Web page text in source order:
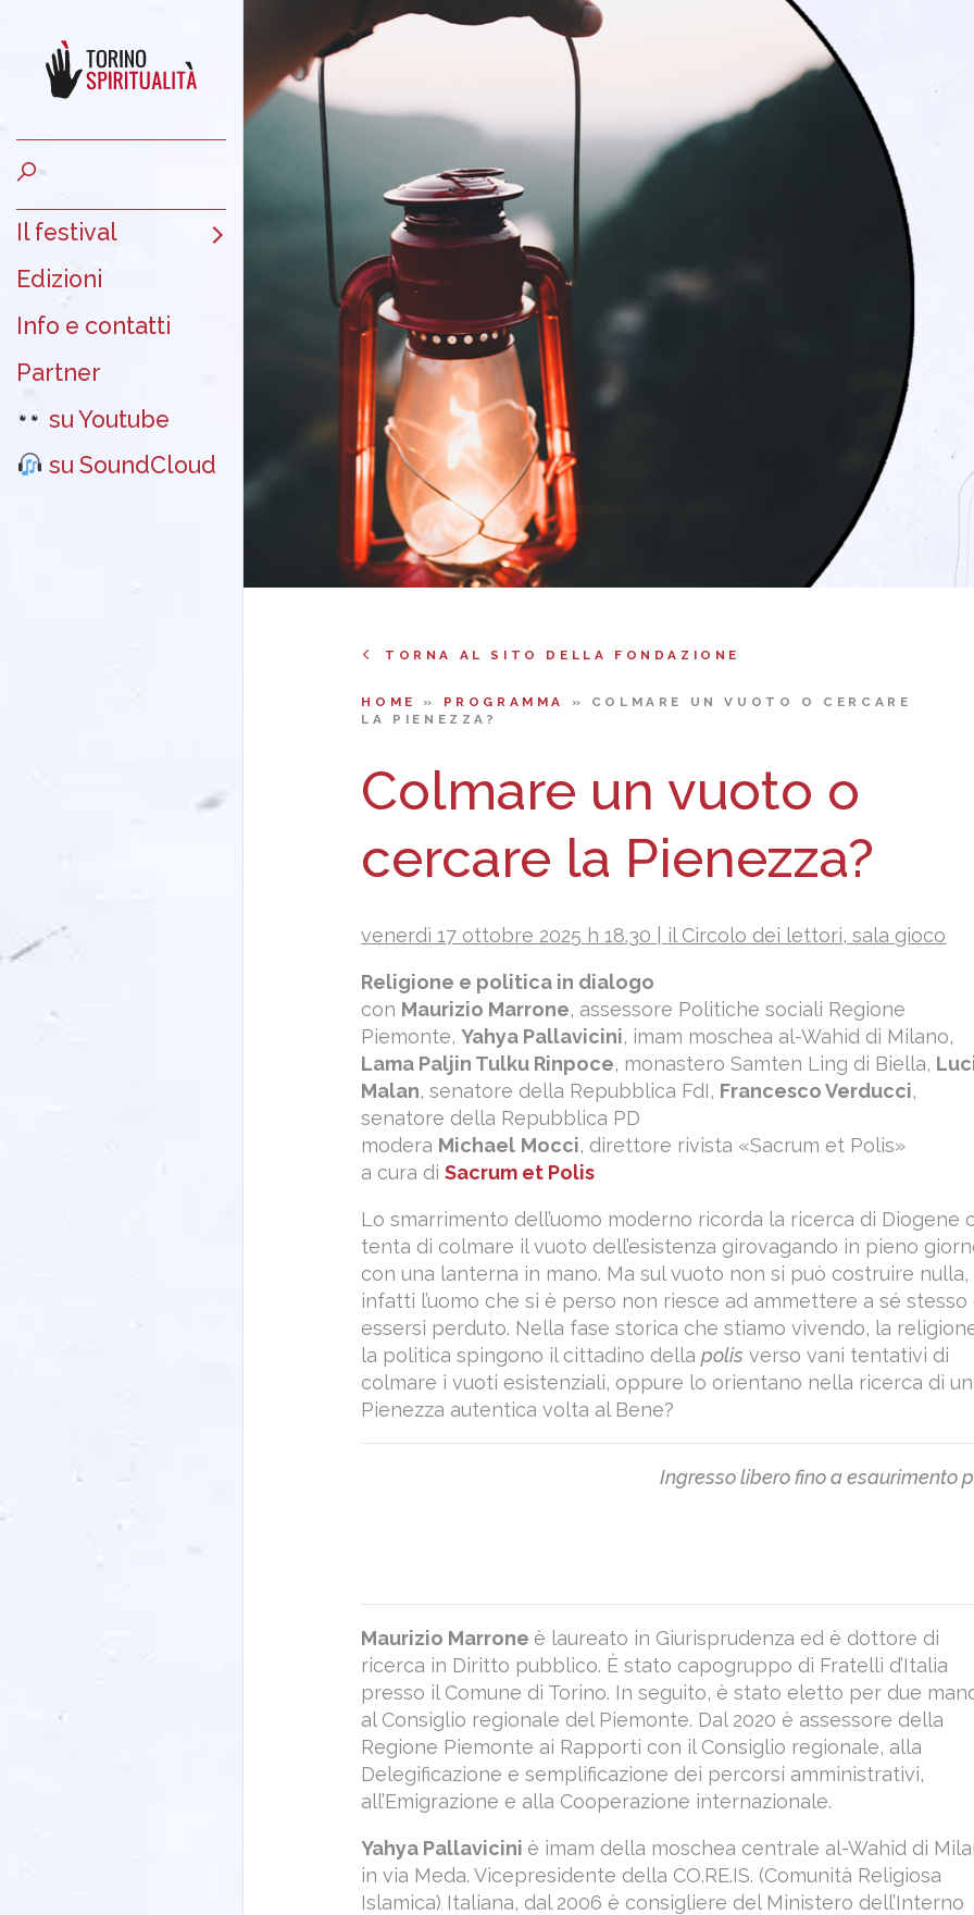
Il festival
Edizioni
Info e contatti
Partner
su Youtube
su SoundCloud
TORNA AL SITO DELLA FONDAZIONE
HOME » PROGRAMMA » COLMARE UN VUOTO O CERCARE
LA PIENEZZA?
Colmare un vuoto o
cercare la Pienezza?
venerdì 17 ottobre 2025 h 18.30 | il Circolo dei lettori, sala gioco
Religione e politica in dialogo
con Maurizio Marrone, assessore Politiche sociali Regione
Piemonte,Yahya Pallavicini, imam moschea al-Wahid di Milano,
Lama Paljin Tulku Rinpoce, monastero Samten Ling di Biella,
Malan, senatore della Repubblica FdI, Francesco Verducci,
senatore della Repubblica PD
modera Michael Mocci, direttore rivista «Sacrum et Polis»
a cura diSacrum et Polis
Lo smarrimento dell’uomo moderno ricorda la ricerca di Diogene
tenta di colmare il vuoto dell’esistenza girovagando in pieno
con una lanterna in mano. Ma sul vuoto non si può costruire nulla,
infatti l’uomo che si è perso non riesce ad ammettere a sé stesso
essersi perduto. Nella fase storica che stiamo vivendo, la
la politica spingono il cittadino dellapolis verso vani tentativi di
colmare i vuoti esistenziali, oppure lo orientano nella ricerca di
Pienezza autentica volta al Bene?
Ingresso libero fino a esaurimento
Maurizio Marrone è laureato in Giurisprudenza ed è dottore di
ricerca in Diritto pubblico. È stato capogruppo di Fratelli d’Italia
presso il Comune di Torino. In seguito, è stato eletto per due
al Consiglio regionale del Piemonte. Dal 2020 è assessore della
Regione Piemonte ai Rapporti con il Consiglio regionale, alla
Delegificazione e semplificazione dei percorsi amministrativi,
all’Emigrazione e alla Cooperazione internazionale.
Yahya Pallavicini è imam della moschea centrale al-Wahid di
in via Meda. Vicepresidente della CO.RE.IS. (Comunità Religiosa
Islamica) Italiana, dal 2006 è consigliere del Ministero dell’Interno